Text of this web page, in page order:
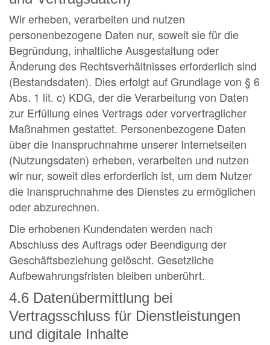
Wir erheben, verarbeiten und nutzen
personenbezogene Daten nur, soweit sie für die
Begründung, inhaltliche Ausgestaltung oder
Änderung des Rechtsverhältnisses erforderlich sind
(Bestandsdaten). Dies erfolgt auf Grundlage von § 6
Abs. 1 lit. c) KDG, der die Verarbeitung von Daten
zur Erfüllung eines Vertrags oder vorvertraglicher
Maßnahmen gestattet. Personenbezogene Daten
über die Inanspruchnahme unserer Internetseiten
(Nutzungsdaten) erheben, verarbeiten und nutzen
wir nur, soweit dies erforderlich ist, um dem Nutzer
die Inanspruchnahme des Dienstes zu ermöglichen
oder abzurechnen.
Die erhobenen Kundendaten werden nach
Abschluss des Auftrags oder Beendigung der
Geschäftsbeziehung gelöscht. Gesetzliche
Aufbewahrungsfristen bleiben unberührt.
4.6 Datenübermittlung bei
Vertragsschluss für Dienstleistungen
und digitale Inhalte